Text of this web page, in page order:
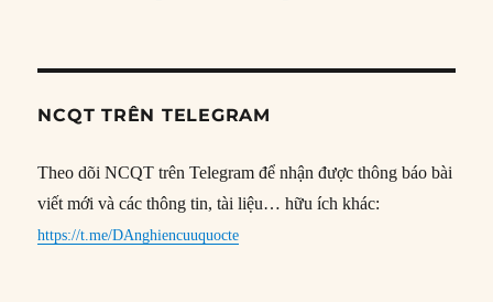
NCQT TRÊN TELEGRAM
Theo dõi NCQT trên Telegram để nhận được thông báo bài
viết mới và các thông tin, tài liệu… hữu ích khác:
https://t.me/DAnghiencuuquocte